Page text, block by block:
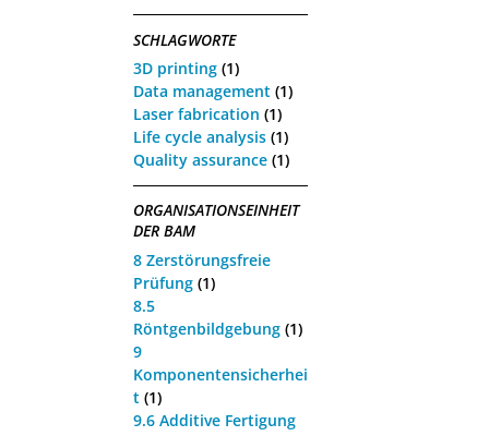
SCHLAGWORTE
3D printing (1)
Data management (1)
Laser fabrication (1)
Life cycle analysis (1)
Quality assurance (1)
ORGANISATIONSEINHEIT
DER BAM
8 Zerstörungsfreie
Prüfung (1)
8.5
Röntgenbildgebung (1)
9
Komponentensicherhei
t (1)
9.6 Additive Fertigung